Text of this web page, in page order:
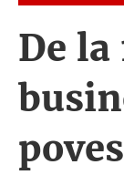
De la